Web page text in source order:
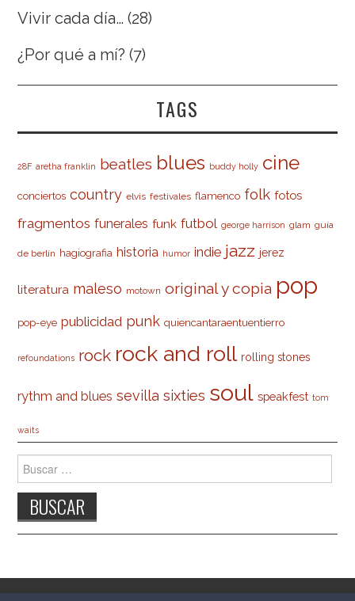
Vivir cada día… (28)
¿Por qué a mí? (7)
TAGS
28F aretha franklin beatles blues buddy holly cine
conciertos country elvis festivales flamenco folk fotos
fragmentos funerales funk futbol george harrison glam guía
de berlín hagiografia historia humor indie jazz jerez
literatura maleso motown original y copia pop
pop-eye publicidad punk quiencantaraentuentierro
refoundations rock rock and roll rolling stones
rythm and blues sevilla sixties soul speakfest tom
waits
Buscar: